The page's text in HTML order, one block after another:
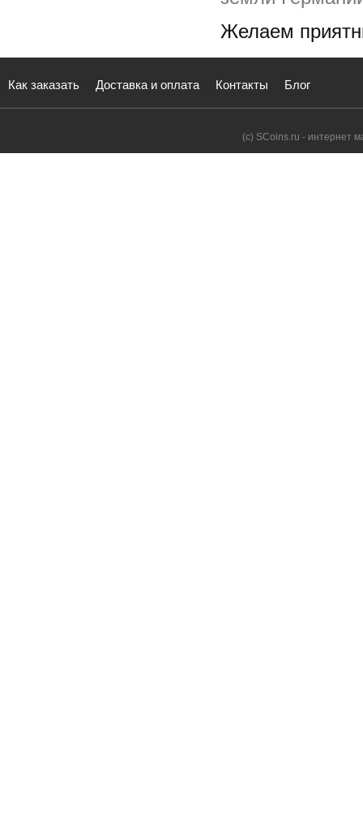
Желаем
Как заказать Доставка и оплата Контакты Блог
(с) SCoins.ru - интернет